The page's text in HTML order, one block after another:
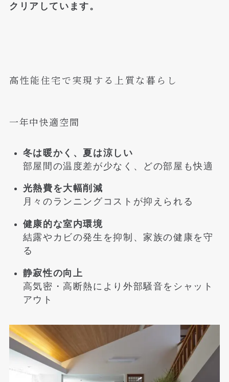
クリアしています。
高性能住宅で実現する上質な暮らし
一年中快適空間
冬は暖かく、夏は涼しい
部屋間の温度差が少なく、どの部屋も快適
光熱費を大幅削減
月々のランニングコストが抑えられる
健康的な室内環境
結露やカビの発生を抑制、家族の健康を守
る
静寂性の向上
高気密・高断熱により外部騒音をシャット
アウト